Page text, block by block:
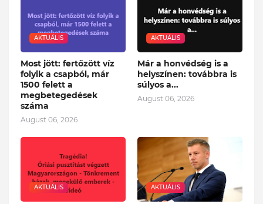
AKTUÁLIS
Most jött: fertőzött víz
folyik a csapból, már
1500 felett a
megbetegedések
száma
August 06, 2026
AKTUÁLIS
Már a honvédség is a
helyszínen: továbbra is
súlyos a...
August 06, 2026
AKTUÁLIS AKTUÁLIS